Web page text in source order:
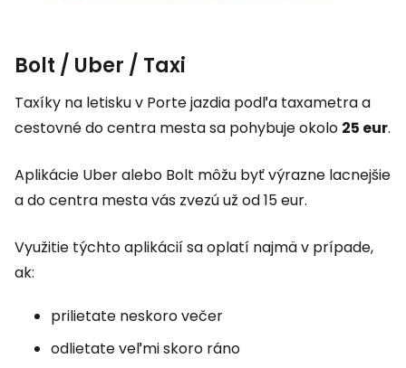
Bolt / Uber / Taxi
Taxíky na letisku v Porte jazdia podľa taxametra a
cestovné do centra mesta sa pohybuje okolo 25 eur.
Aplikácie Uber alebo Bolt môžu byť výrazne lacnejšie
a do centra mesta vás zvezú už od 15 eur.
Využitie týchto aplikácií sa oplatí najmä v prípade,
ak:
prilietate neskoro večer
odlietate veľmi skoro ráno